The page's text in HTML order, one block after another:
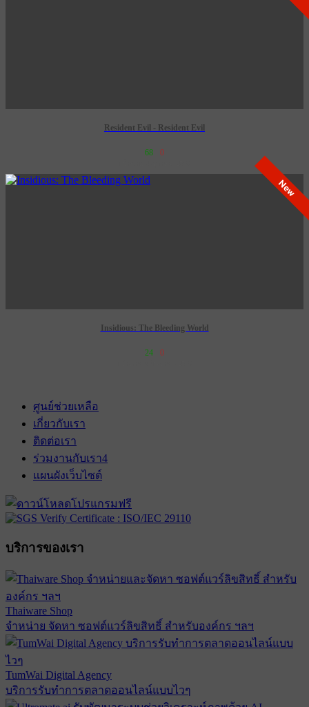
Resident Evil - Resident Evil
68 0
New
Insidious: The Bleeding World
24 0
ศูนย์ช่วยเหลือ
เกี่ยวกับเรา
ติดต่อเรา
ร่วมงานกับเรา4
แผนผังเว็บไซต์
บริการของเรา
Thaiware Shop
จำหน่าย จัดหา ซอฟต์แวร์ลิขสิทธิ์ สำหรับองค์กร ฯลฯ
TumWai Digital Agency
บริการรับทำการตลาดออนไลน์แบบไวๆ